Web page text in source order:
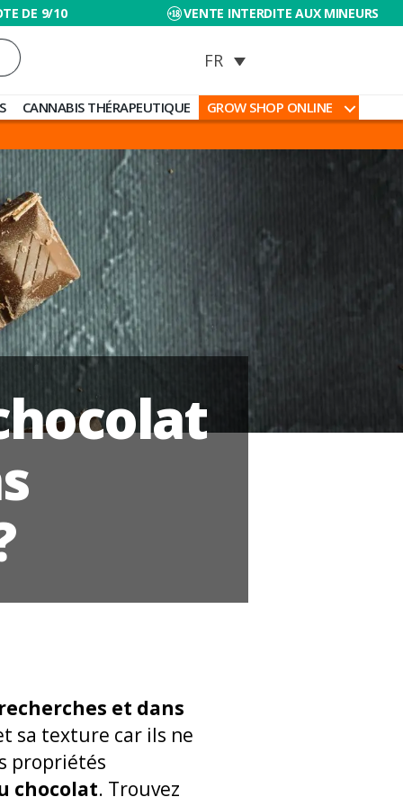
DE 9/10 VENTE INTERDITE AUX MINEURS
CANNABIS THÉRAPEUTIQUE GROW SHOP ONLINE
et dans
sa texture car ils ne
propriétés
chocolat. Trouvez